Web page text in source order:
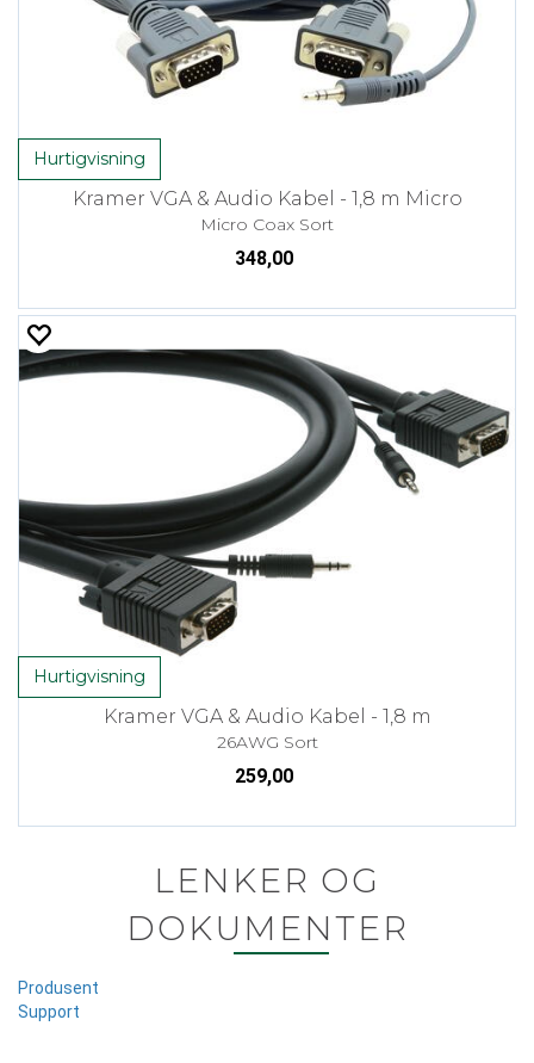
Hurtigvisning
Kramer VGA & Audio Kabel - 1,8 m Micro
Micro Coax Sort
348,00
Hurtigvisning
Kramer VGA & Audio Kabel - 1,8 m
26AWG Sort
259,00
LENKER OG
DOKUMENTER
Produsent
Support